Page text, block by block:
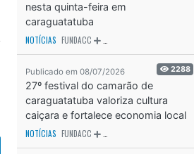
nesta quinta-feira em
caraguatatuba
NOTÍCIAS FUNDACC
Publicado em 08/07/2026 2288
27º festival do camarão de
caraguatatuba valoriza cultura
caiçara e fortalece economia local
NOTÍCIAS FUNDACC